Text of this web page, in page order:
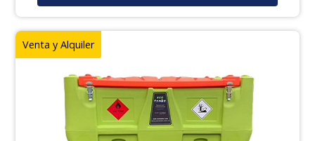
Venta y Alquiler